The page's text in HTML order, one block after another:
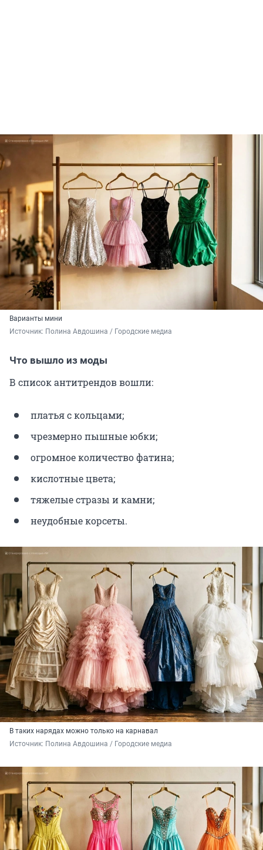
Варианты мини
Источник: Полина Авдошина / Городские медиа
Что вышло из моды
В список антитрендов вошли:
платья с кольцами;
чрезмерно пышные юбки;
огромное количество фатина;
кислотные цвета;
тяжелые стразы и камни;
неудобные корсеты.
В таких нарядах можно только на карнавал
Источник: Полина Авдошина / Городские медиа